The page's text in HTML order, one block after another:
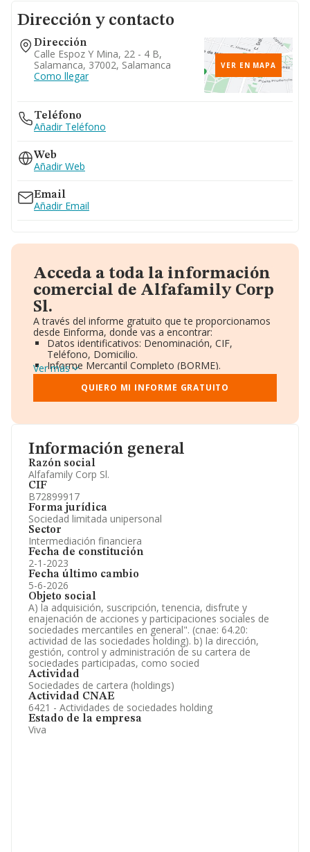
Información general
Razón social
Alfafamily Corp Sl.
CIF
B72899917
Forma jurídica
Sociedad limitada unipersonal
Sector
Intermediación financiera
Fecha de constitución
2-1-2023
Fecha último cambio
5-6-2026
Objeto social
A) la adquisición, suscripción, tenencia, disfrute y
enajenación de acciones y participaciones sociales de
sociedades mercantiles en general". (cnae: 64.20:
actividad de las sociedades holding). b) la dirección,
gestión, control y administración de su cartera de
sociedades participadas, como socied
Actividad
Sociedades de cartera (holdings)
Actividad CNAE
6421 - Actividades de sociedades holding
Estado de la empresa
Viva
Dirección y contacto
Dirección
Calle Espoz Y Mina, 22 - 4 B,
Salamanca, 37002, Salamanca
Como llegar
VER EN MAPA
Teléfono
Añadir Teléfono
Web
Añadir Web
Email
Añadir Email
Acceda a toda la información
comercial de Alfafamily Corp
Sl.
A través del informe gratuito que te proporcionamos
desde Einforma, donde vas a encontrar:
Datos identificativos: Denominación, CIF,
Teléfono, Domicilio.
Informe Mercantil Completo (BORME).
Gráficos de Evolución Ventas y Empleados.
Consejo de Administración y Administradores.
Directivos y Ejecutivos.
Información oficial y registral complementaria.
Ver más
QUIERO MI INFORME GRATUITO